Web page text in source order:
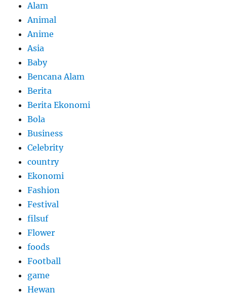
Alam
Animal
Anime
Asia
Baby
Bencana Alam
Berita
Berita Ekonomi
Bola
Business
Celebrity
country
Ekonomi
Fashion
Festival
filsuf
Flower
foods
Football
game
Hewan